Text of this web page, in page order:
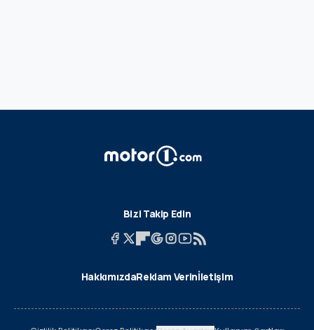
Bizi Takip Edin
HakkımızdaReklam Verinİletişim